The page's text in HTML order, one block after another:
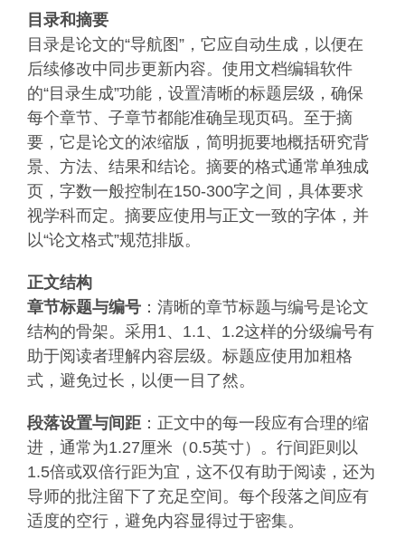
目录和摘要
目录是论文的“导航图”，它应自动生成，以便在
后续修改中同步更新内容。使用文档编辑软件
的“目录生成”功能，设置清晰的标题层级，确保
每个章节、子章节都能准确呈现页码。至于摘
要，它是论文的浓缩版，简明扼要地概括研究背
景、方法、结果和结论。摘要的格式通常单独成
页，字数一般控制在150-300字之间，具体要求
视学科而定。摘要应使用与正文一致的字体，并
以“论文格式”规范排版。
正文结构
章节标题与编号 ：清晰的章节标题与编号是论文
结构的骨架。采用1、1.1、1.2这样的分级编号有
助于阅读者理解内容层级。标题应使用加粗格
式，避免过长，以便一目了然。
段落设置与间距 ：正文中的每一段应有合理的缩
进，通常为1.27厘米（0.5英寸）。行间距则以
1.5倍或双倍行距为宜，这不仅有助于阅读，还为
导师的批注留下了充足空间。每个段落之间应有
适度的空行，避免内容显得过于密集。